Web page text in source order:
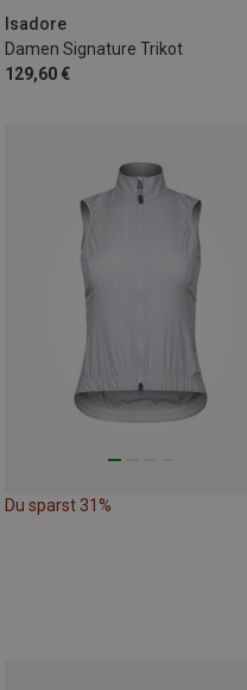
Isadore
Damen Signature Trikot
129,60 €
Du sparst 31%